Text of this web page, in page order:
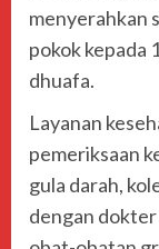
menyerahkan
pokok kepada
dhuafa.
Layanan
pemeriksaan
gula darah,
dengan dokter